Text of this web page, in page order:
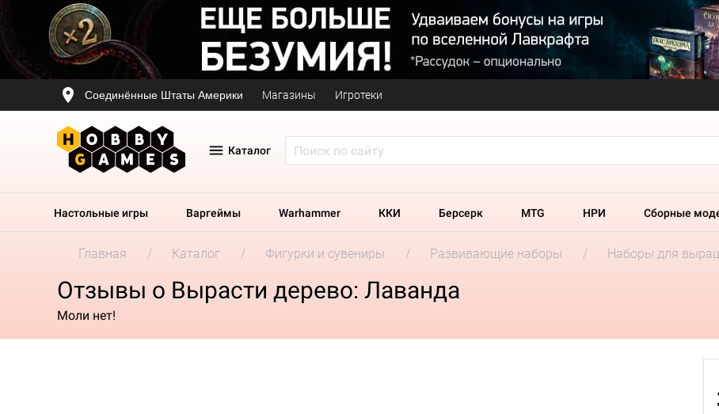
Соединённые Штаты Америки Магазины Игротеки
Каталог
Настольные игры Варгеймы Warhammer ККИ Берсерк MTG НРИ Сборные
Главная Каталог Фигурки и сувениры Развивающие наборы Наборы для
Отзывы о Вырасти дерево: Лаванда
Моли нет!